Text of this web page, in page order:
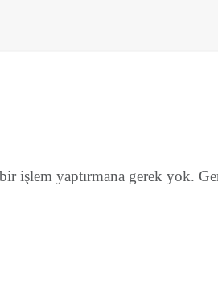
işlem yaptırmana gerek yok.